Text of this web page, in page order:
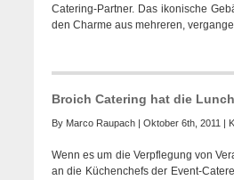
Catering-Partner. Das ikonische
den Charme aus mehreren,
Broich Catering hat die
By Marco Raupach | Oktober 6th, 2011 |
Wenn es um die Verpflegung von
an die Küchenchefs der Event-